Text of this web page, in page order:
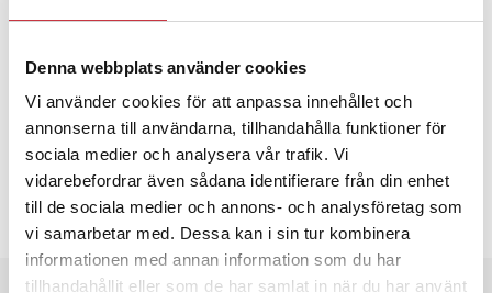
Denna webbplats använder cookies
Vi använder cookies för att anpassa innehållet och
annonserna till användarna, tillhandahålla funktioner för
sociala medier och analysera vår trafik. Vi
vidarebefordrar även sådana identifierare från din enhet
till de sociala medier och annons- och analysföretag som
vi samarbetar med. Dessa kan i sin tur kombinera
informationen med annan information som du har
tillhandahållit eller som de har samlat in när du har använt
ANDERS THORNBERG
SÄKERHETSPOLISEN
Text Polistidningen
28 februari 2018
Dela artikel: Facebook X E-post
Andra läser